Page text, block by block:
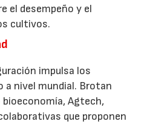
el desempeño y el
cultivos.
impulsa los
a nivel mundial. Brotan
Agtech,
que proponen